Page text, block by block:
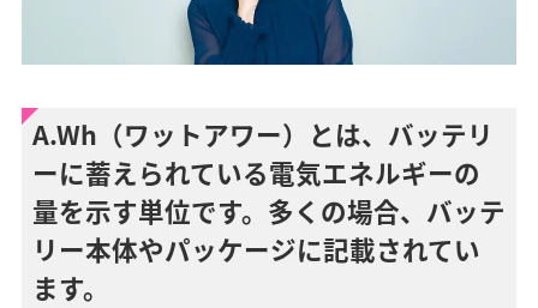
A.Wh（ワットアワー）とは、バッテリ
ーに蓄えられている電気エネルギーの
量を示す単位です。多くの場合、バッテ
リー本体やパッケージに記載されてい
ます。